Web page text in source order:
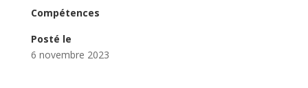
Compétences
Posté le
6 novembre 2023